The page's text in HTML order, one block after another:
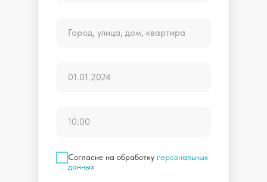
Согласие на обработку персональных
данных